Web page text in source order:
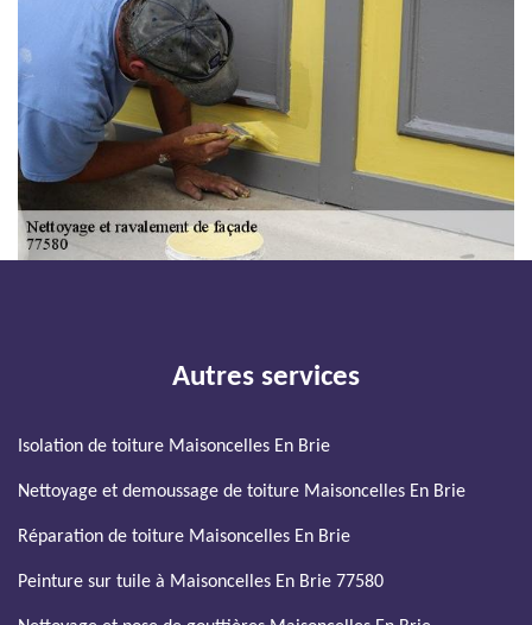
Autres services
Isolation de toiture Maisoncelles En Brie
Nettoyage et demoussage de toiture Maisoncelles En Brie
Réparation de toiture Maisoncelles En Brie
Peinture sur tuile à Maisoncelles En Brie 77580